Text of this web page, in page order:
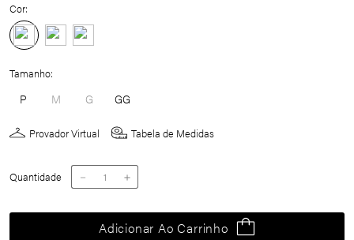
Cor:
Tamanho
G GG
M
P
Provador Virtual Tabela de Medidas
Quantidade ＋
－
Adicionar Ao Carrinho